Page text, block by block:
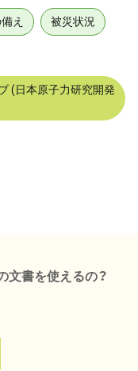
え 被災状況
(日本原子力研究開発
文書を使えるの？